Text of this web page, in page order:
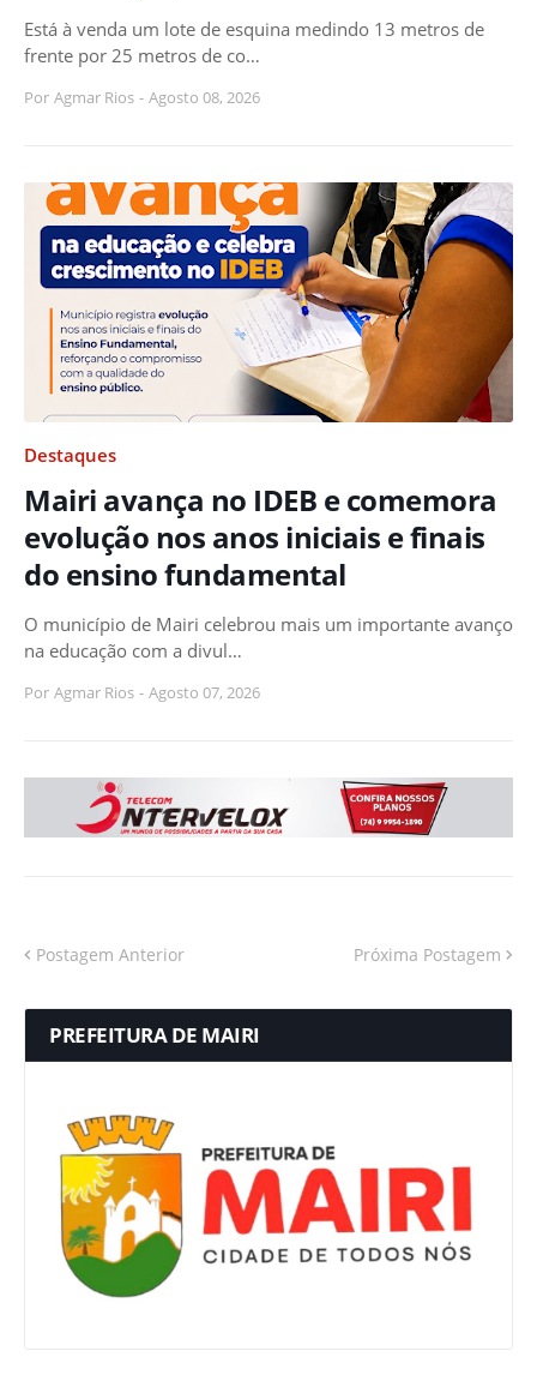
Está à venda um lote de esquina medindo 13 metros de
frente por 25 metros de co…
Por Agmar Rios - Agosto 08, 2026
Destaques
Mairi avança no IDEB e comemora
evolução nos anos iniciais e finais
do ensino fundamental
O município de Mairi celebrou mais um importante avanço
na educação com a divul…
Por Agmar Rios - Agosto 07, 2026
Postagem Anterior Próxima Postagem
PREFEITURA DE MAIRI